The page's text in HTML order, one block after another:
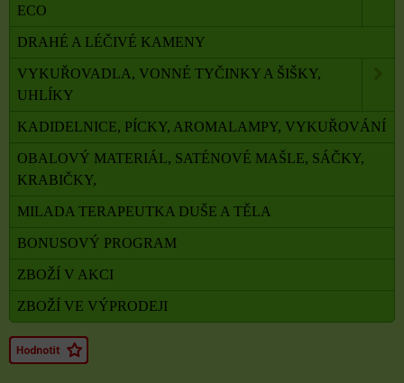
ECO
DRAHÉ A LÉČIVÉ KAMENY
VYKUŘOVADLA, VONNÉ TYČINKY A ŠIŠKY,
UHLÍKY
KADIDELNICE, PÍCKY, AROMALAMPY, VYKUŘOVÁNÍ
OBALOVÝ MATERIÁL, SATÉNOVÉ MAŠLE, SÁČKY,
KRABIČKY,
MILADA TERAPEUTKA DUŠE A TĚLA
BONUSOVÝ PROGRAM
ZBOŽÍ V AKCI
ZBOŽÍ VE VÝPRODEJI